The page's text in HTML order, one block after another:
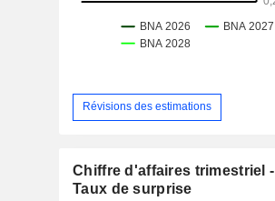
Révisions des estimations
Chiffre d'affaires trimestriel -
Taux de surprise